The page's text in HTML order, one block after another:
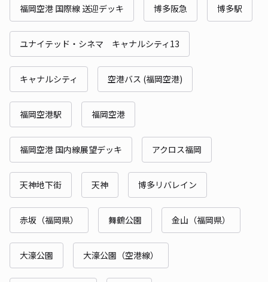
福岡空港 国際線 送迎デッキ 博多阪急 博多駅
ユナイテッド・シネマ キャナルシティ13
キャナルシティ 空港バス (福岡空港)
福岡空港駅 福岡空港
福岡空港 国内線展望デッキ アクロス福岡
天神地下街 天神 博多リバレイン
赤坂（福岡県） 舞鶴公園 金山（福岡県）
大濠公園 大濠公園（空港線）